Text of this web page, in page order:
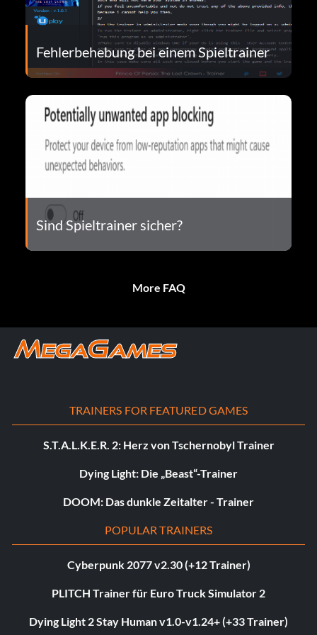
Fehlerbehebung bei einem Spieltrainer
Sind Spieltrainer sicher?
More FAQ
TRAINERS FOR FEATURED GAMES
S.T.A.L.K.E.R. 2: Herz von Tschernobyl Trainer
Dying Light: Die „Beast“-Trainer
DOOM: Das dunkle Zeitalter - Trainer
POPULAR TRAINERS
Cyberpunk 2077 v2.30 (+12 Trainer)
PLITCH Trainer für Euro Truck Simulator 2
Dying Light 2 Stay Human v1.0-v1.24+ (+33 Trainer)